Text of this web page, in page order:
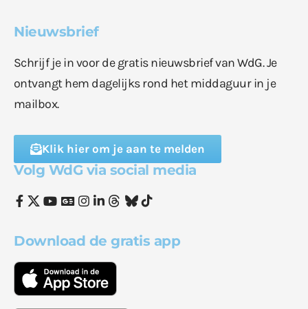
Nieuwsbrief
Schrijf je in voor de gratis nieuwsbrief van WdG. Je
ontvangt hem dagelijks rond het middaguur in je
mailbox.
Klik hier om je aan te melden
Volg WdG via social media
Download de gratis app